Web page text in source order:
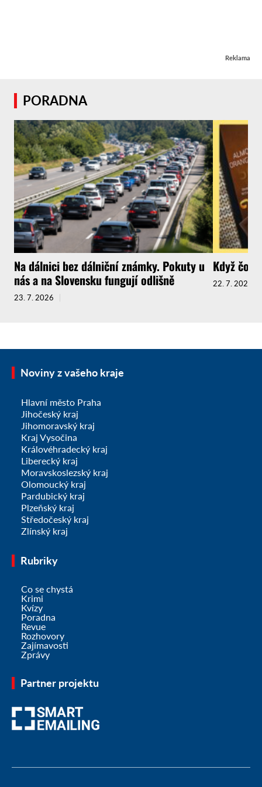
Reklama
PORADNA
Na dálnici bez dálniční známky. Pokuty u
nás a na Slovensku fungují odlišně
23. 7. 2026
Když
22. 7. 2026
Noviny z vašeho kraje
Hlavní město Praha
Jihočeský kraj
Jihomoravský kraj
Kraj Vysočina
Královéhradecký kraj
Liberecký kraj
Moravskoslezský kraj
Olomoucký kraj
Pardubický kraj
Plzeňský kraj
Středočeský kraj
Zlínský kraj
Rubriky
Co se chystá
Krimi
Kvízy
Poradna
Revue
Rozhovory
Zajímavosti
Zprávy
Partner projektu